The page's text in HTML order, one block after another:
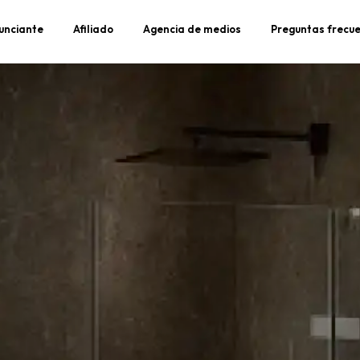
Afiliado Agencia de medios Preguntas